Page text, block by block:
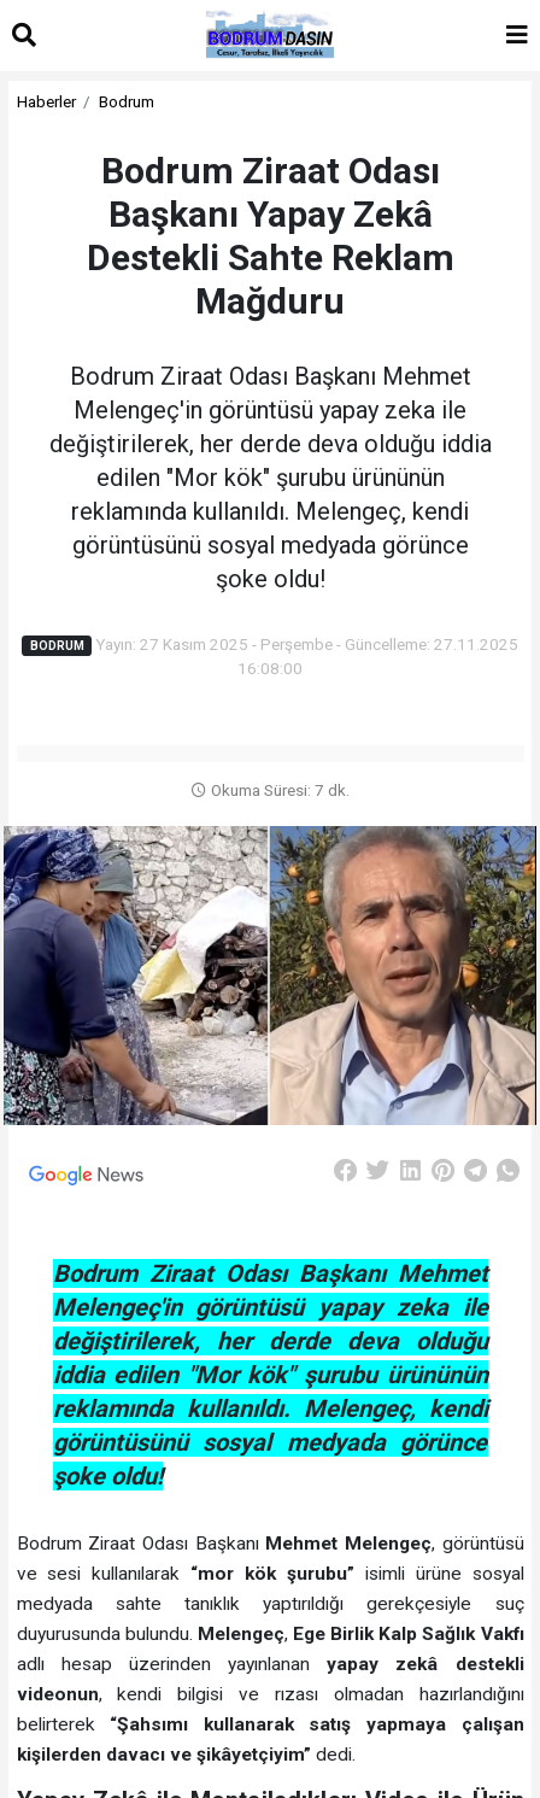
Haberler Bodrum
Bodrum Ziraat Odası
Başkanı Yapay Zekâ
Destekli Sahte Reklam
Mağduru
Bodrum Ziraat Odası Başkanı Mehmet
Melengeç'in görüntüsü yapay zeka ile
değiştirilerek, her derde deva olduğu iddia
edilen "Mor kök" şurubu ürününün
reklamında kullanıldı. Melengeç, kendi
görüntüsünü sosyal medyada görünce
şoke oldu!
BODRUM
Yayın: 27 Kasım 2025 - Perşembe - Güncelleme: 27.11.2025
16:08:00
Okuma Süresi: 7 dk.
Bodrum Ziraat Odası Başkanı Mehmet
Melengeç'in görüntüsü yapay zeka ile
değiştirilerek, her derde deva olduğu
iddia edilen "Mor kök" şurubu ürününün
reklamında kullanıldı. Melengeç, kendi
görüntüsünü sosyal medyada görünce
şoke oldu!
Bodrum Ziraat Odası Başkanı Mehmet Melengeç, görüntüsü
ve sesi kullanılarak “mor kök şurubu” isimli ürüne sosyal
medyada sahte tanıklık yaptırıldığı gerekçesiyle suç
duyurusunda bulundu. Melengeç, Ege Birlik Kalp Sağlık Vakfı
adlı hesap üzerinden yayınlananyapay zekâ destekli
videonun, kendi bilgisi ve rızası olmadan hazırlandığını
belirterek “Şahsımı kullanarak satış yapmaya çalışan
kişilerden davacı ve şikâyetçiyim” dedi.